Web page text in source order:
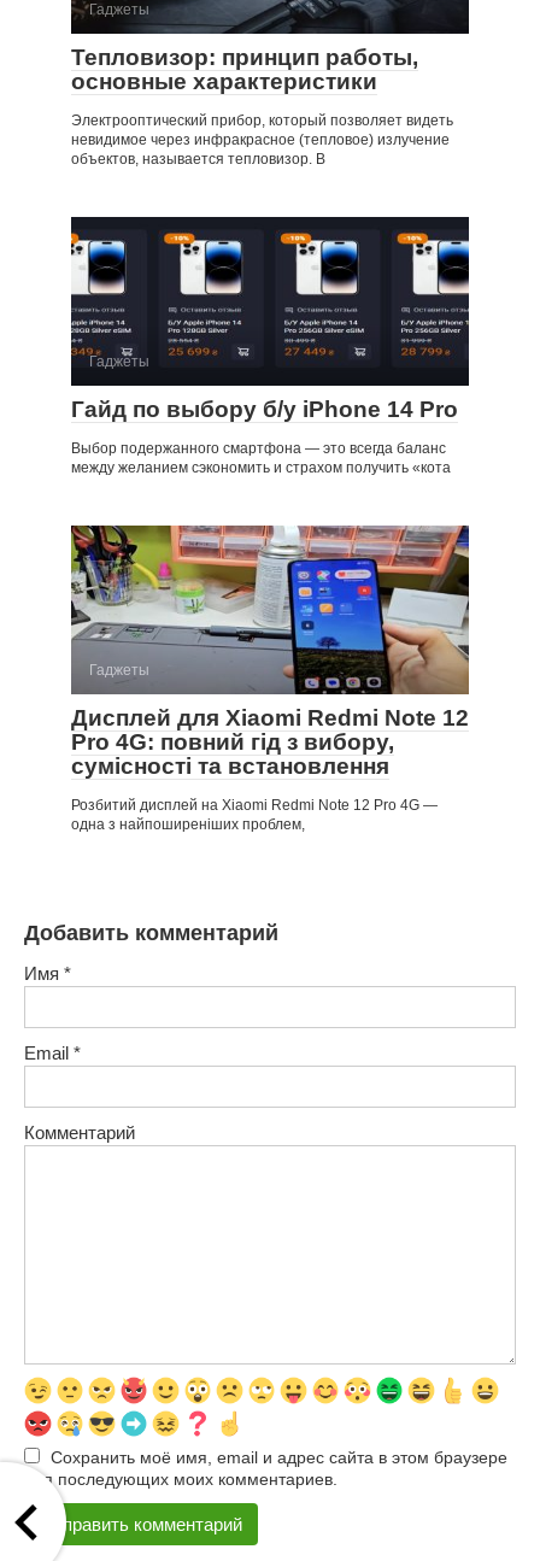
Гаджеты
Тепловизор: принцип работы,
основные характеристики
Электрооптический прибор, который позволяет видеть
невидимое через инфракрасное (тепловое) излучение
объектов, называется тепловизор. В
Гаджеты
Гайд по выбору б/у iPhone 14 Pro
Выбор подержанного смартфона — это всегда баланс
между желанием сэкономить и страхом получить «кота
Гаджеты
Дисплей для Xiaomi Redmi Note 12
Pro 4G: повний гід з вибору,
сумісності та встановлення
Розбитий дисплей на Xiaomi Redmi Note 12 Pro 4G —
одна з найпоширеніших проблем,
Добавить комментарий
Имя *
Email *
Комментарий
Сохранить моё имя, email и адрес сайта в этом браузере
для последующих моих комментариев.